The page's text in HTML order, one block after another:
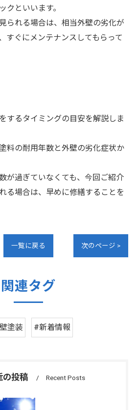
クといいます。
られる場合は、相当外壁の劣化が
すぐにメンテナンスしてもらって
するタイミングの目安を解説しま
料の耐用年数と外壁の劣化症状か
が過ぎていなくても、今回ご紹介
る場合は、早めに修繕することを
一覧に戻る 次のページ >
関連タグ
塗装 #新着情報
の投稿 Recent Posts